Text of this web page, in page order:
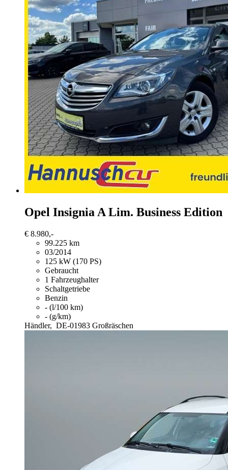
Opel Insignia A Lim. Business Edition
€ 8.980,-
99.225 km
03/2014
125 kW (170 PS)
Gebraucht
1 Fahrzeughalter
Schaltgetriebe
Benzin
- (l/100 km)
- (g/km)
Händler, DE-01983 Großräschen